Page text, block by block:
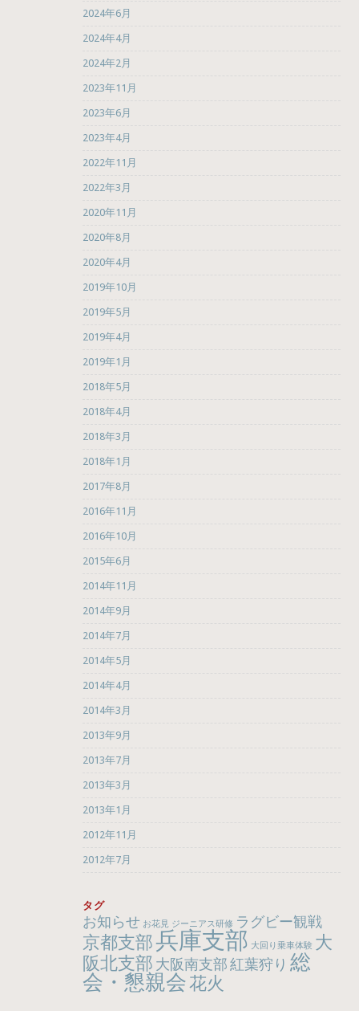
2024年6月
2024年4月
2024年2月
2023年11月
2023年6月
2023年4月
2022年11月
2022年3月
2020年11月
2020年8月
2020年4月
2019年10月
2019年5月
2019年4月
2019年1月
2018年5月
2018年4月
2018年3月
2018年1月
2017年8月
2016年11月
2016年10月
2015年6月
2014年11月
2014年9月
2014年7月
2014年5月
2014年4月
2014年3月
2013年9月
2013年7月
2013年3月
2013年1月
2012年11月
2012年7月
タグ
お知らせ お花見 ジーニアス研修 ラグビー観戦
京都支部兵庫支部 大回り乗車体験 大
阪北支部 大阪南支部 紅葉狩り 総
会・懇親会花火